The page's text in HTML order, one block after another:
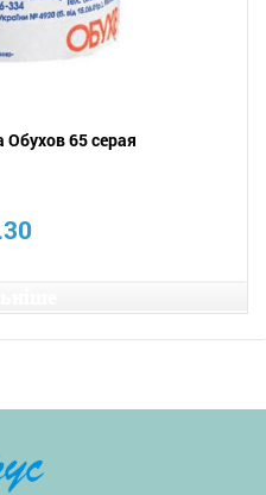
Обухов 65 серая